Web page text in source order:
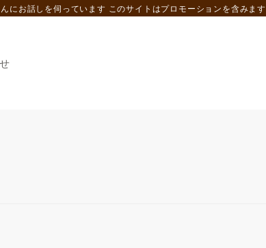
お話しを伺っています このサイトはプロモーションを含みます